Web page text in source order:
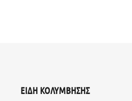
ΕΙΔΗ ΚΟΛΥΜΒΗΣΗΣ